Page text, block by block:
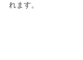
れます。